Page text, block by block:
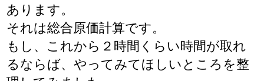
あります。
それは総合原価計算です。
もし、これから２時間くらい時間が取れ
るならば、やってみてほしいところを整